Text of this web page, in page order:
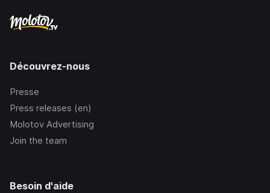
Découvrez-nous
Presse
Press releases (en)
Molotov Advertising
Join the team
Besoin d'aide